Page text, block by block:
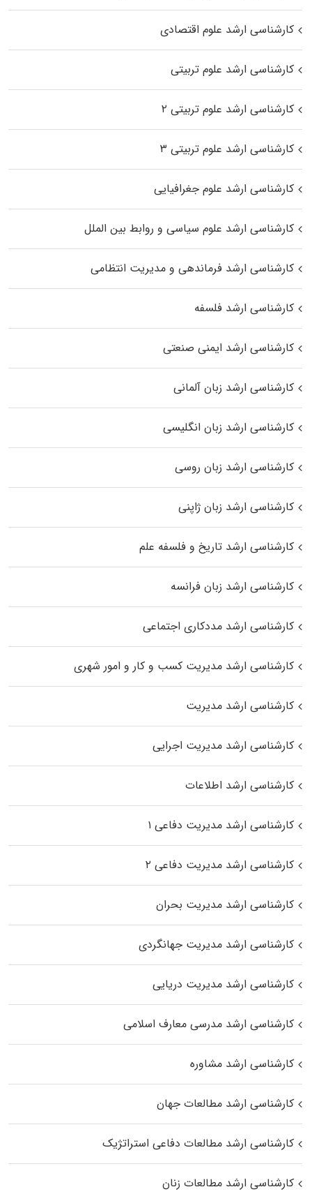
کارشناسی ارشد علوم اقتصادی
کارشناسی ارشد علوم تربیتی
کارشناسی ارشد علوم تربیتی ۲
کارشناسی ارشد علوم تربیتی ۳
کارشناسی ارشد علوم جغرافیایی
کارشناسی ارشد علوم سیاسی و روابط بین الملل
کارشناسی ارشد فرماندهی و مدیریت انتظامی
کارشناسی ارشد فلسفه
کارشناسی ارشد ایمنی صنعتی
کارشناسی ارشد زبان آلمانی
کارشناسی ارشد زبان انگلیسی
کارشناسی ارشد زبان روسی
کارشناسی ارشد زبان ژاپنی
کارشناسی ارشد تاریخ و فلسفه علم
کارشناسی ارشد زبان فرانسه
کارشناسی ارشد مددکاری اجتماعی
کارشناسی ارشد مدیریت کسب و کار و امور شهری
کارشناسی ارشد مدیریت
کارشناسی ارشد مدیریت اجرایی
کارشناسی ارشد اطلاعات
کارشناسی ارشد مدیریت دفاعی ۱
کارشناسی ارشد مدیریت دفاعی ۲
کارشناسی ارشد مدیریت بحران
کارشناسی ارشد مدیریت جهانگردی
کارشناسی ارشد مدیریت دریایی
کارشناسی ارشد مدرسی معارف اسلامی
کارشناسی ارشد مشاوره
کارشناسی ارشد مطالعات جهان
کارشناسی ارشد مطالعات دفاعی استراتژیک
کارشناسی ارشد مطالعات زنان